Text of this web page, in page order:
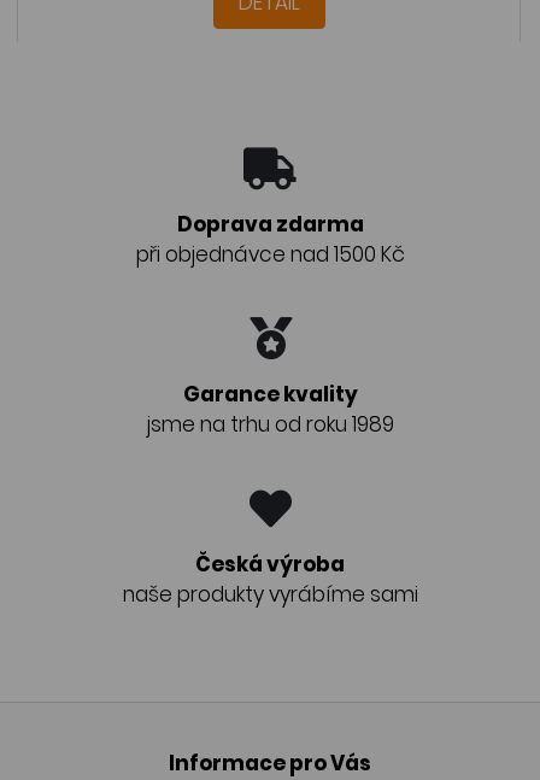
Doprava zdarma
při objednávce nad 1500 Kč
Garance kvality
jsme na trhu od roku 1989
Česká výroba
naše produkty vyrábíme sami
Informace pro Vás